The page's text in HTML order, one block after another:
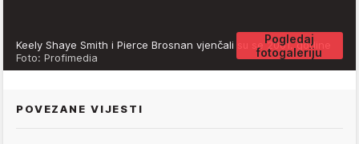
Pogledaj
fotogaleriju
Keely Shaye Smith i Pierce Brosnan vjenčali su se 2001. godine
Foto: Profimedia
POVEZANE VIJESTI